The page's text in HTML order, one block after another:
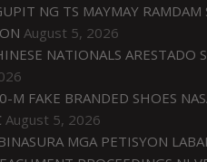
NG TS MAYMAY RAMDAM
August 5, 2026
NATIONALS ARESTADO
M FAKE BRANDED SHOES
August 5, 2026
MGA PETISYON